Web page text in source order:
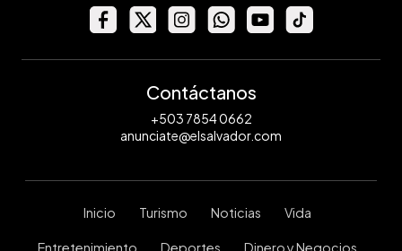
Contáctanos
+503 7854 0662
anunciate@elsalvador.com
Inicio Turismo Noticias Vida
Entretenimiento Deportes Dinero y Negocios